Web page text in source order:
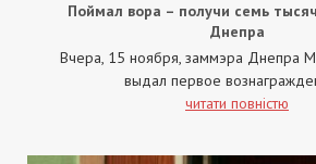
Поймал вора – получи семь
Днепра
Вчера, 15 ноября, заммэра Днепра
выдал первое
читати повністю